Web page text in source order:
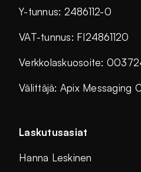
Y-tunnus: 2486112-0
VAT-tunnus: FI24861120
Verkkolaskuosoite:
Välittäjä: Apix Messaging
Laskutusasiat
Hanna Leskinen